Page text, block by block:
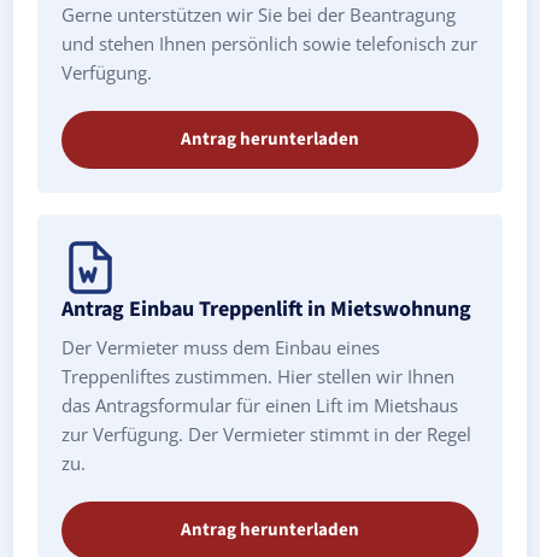
Gerne unterstützen wir Sie bei der Beantragung
und stehen Ihnen persönlich sowie telefonisch zur
Verfügung.
Antrag herunterladen
Antrag Einbau Treppenlift in Mietswohnung
Der Vermieter muss dem Einbau eines
Treppenliftes zustimmen. Hier stellen wir Ihnen
das Antragsformular für einen Lift im Mietshaus
zur Verfügung. Der Vermieter stimmt in der Regel
zu.
Antrag herunterladen